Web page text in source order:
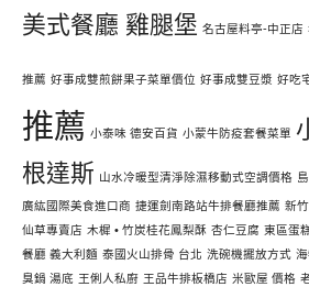
美式餐廳 雞腿堡 名古屋料亭-中正店
推薦 好事成雙煎餅果子菜單價位 好事成雙豆漿 好吃
推薦 小泰味 德安百貨 小蒙牛防疫套餐菜單
根達斯 山水冷暖型清淨除濕移動式空調價格
廣紘國際美食進口商 捷運劍南路站牛排餐廳推薦 新
仙草專賣店 木樨 • 竹炭桂花鳳梨酥 杏仁豆腐 東區蛋
餐廳 義大利麵 泰國火山排骨 台北 洗碗機擺放方式
臭鍋 湯底 王俐人私廚 王品牛排板橋店 米歐屋 價格